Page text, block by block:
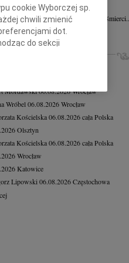
Kraków
smutkiem przyjąłem wiadomość o
Mordawski06.08.2026Wrocław
Wróbel 06.08.2026Wrocław
Kościelska06.08.2026cała Polska
Olsztyn
Kościelska06.08.2026cała Polska
Wrocław
Katowice
Lipowski 06.08.2026Częstochowa
cookie Wyborczej sp.
chwili zmienić
dot.
do sekcji
przeglądarki.
identyfikacji.
pomiar reklam i